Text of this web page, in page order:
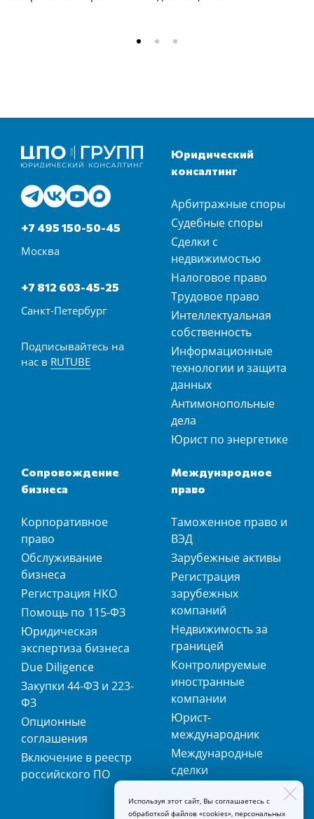
+7 495 150-50-45
Москва
+7 812 603-45-25
Санкт-Петербург
Подписывайтесь на
нас в RUTUBE
Юридический
консалтинг
Арбитражные споры
Судебные споры
Сделки с
недвижимостью
Налоговое право
Трудовое право
Интеллектуальная
собственность
Информационные
технологии и защита
данных
Антимонопольные
дела
Юрист по энергетике
Сопровождение
бизнеса
Корпоративное
право
Обслуживание
бизнеса
Регистрация НКО
Помощь по 115-ФЗ
Юридическая
экспертиза бизнеса
Due Diligence
Закупки 44-ФЗ и 223-
ФЗ
Опционные
соглашения
Включение в реестр
российского ПО
Международное
право
Таможенное право и
ВЭД
Зарубежные активы
Регистрация
зарубежных
компаний
Недвижимость за
границей
Контролируемые
иностранные
компании
Юрист-
международник
Международные
сделки
регистрация
Используя этот сайт, Вы соглашаетесь с
обработкой файлов «cookies», персональных